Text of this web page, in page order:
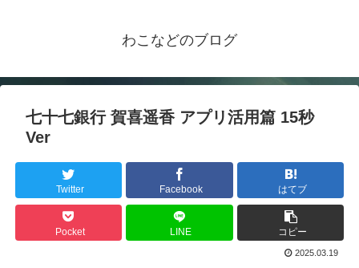
わこなどのブログ
七十七銀行 賀喜遥香 アプリ活用篇 15秒
Ver
Twitter Facebook はてブ
Pocket LINE コピー
2025.03.19